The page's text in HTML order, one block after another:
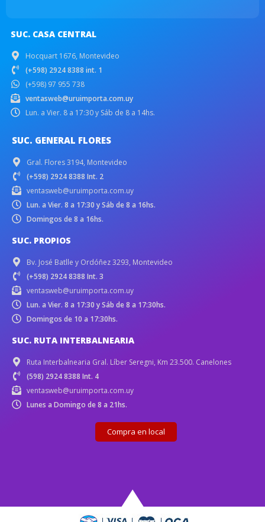
SUC. CASA CENTRAL
Hocquart 1676, Montevideo
(+598) 2924 8388 int. 1
(+598) 97 955 738
ventasweb@uruimporta.com.uy
Lun. a Vier. 8 a 17:30 y Sáb de 8 a 14hs.
SUC. GENERAL FLORES
Gral. Flores 3194, Montevideo
(+598) 2924 8388 Int. 2
ventasweb@uruimporta.com.uy
Lun. a Vier. 8 a 17:30 y Sáb de 8 a 16hs.
Domingos de 8 a 16hs.
SUC. PROPIOS
Bv. José Batlle y Ordóñez 3293, Montevideo
(+598) 2924 8388 Int. 3
ventasweb@uruimporta.com.uy
Lun. a Vier. 8 a 17:30 y Sáb de 8 a 17:30hs.
Domingos de 10 a 17:30hs.
SUC. RUTA INTERBALNEARIA
Ruta Interbalnearia Gral. Líber Seregni, Km 23.500. Canelones
(598) 2924 8388 Int. 4
ventasweb@uruimporta.com.uy
Lunes a Domingo de 8 a 21hs.
Compra en local